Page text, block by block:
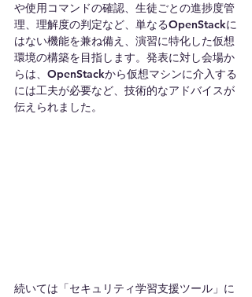
や使用コマンドの確認、生徒ごとの進捗度管
理、理解度の判定など、単なるOpenStackに
はない機能を兼ね備え、演習に特化した仮想
環境の構築を目指します。発表に対し会場か
らは、OpenStackから仮想マシンに介入する
には工夫が必要など、技術的なアドバイスが
伝えられました。
続いては「セキュリティ学習支援ツール」に